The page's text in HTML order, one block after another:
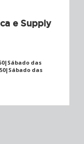
e Supply
das
das